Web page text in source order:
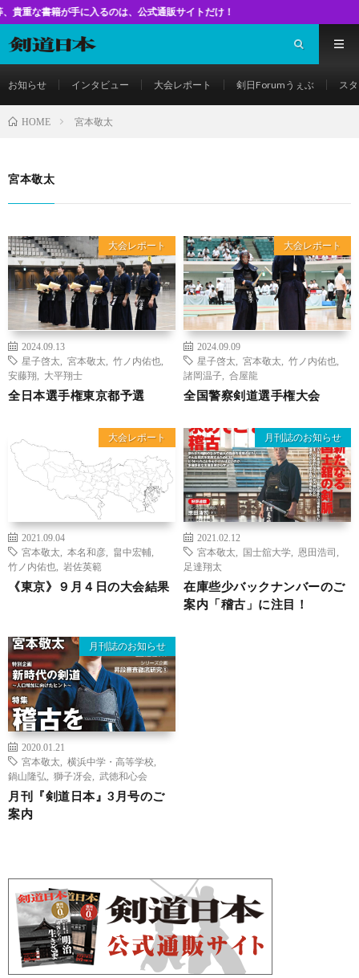
に入るのは、公式通販サイトだけ！
お知らせ インタビュー 大会レポート 剣日Forumうぇぶ ス
HOME 宮本敬太
宮本敬太
大会レポート
2024.09.13
星子啓太
宮本敬太 竹ノ内佑也
安藤翔
大平翔士
全日本選手権東京都予選
大会レポート
2024.09.09
星子啓太
宮本敬太 竹ノ内佑也
諸岡温子
合屋龍
全国警察剣道選手権大会
大会レポート
2021.09.04
宮本敬太
本名和彦 畠中宏輔
竹ノ内佑也
岩佐英範
《東京》９月４日の大会結果
月刊誌のお知らせ
2021.02.12
宮本敬太
国士舘大学 恩田浩司
足達翔太
在庫些少バックナンバーのご
案内「稽古」に注目！
月刊誌のお知らせ
2020.01.21
宮本敬太
横浜中学・高等学校
鍋山隆弘
獅子冴会 武徳和心会
月刊『剣道日本』3月号のご
案内